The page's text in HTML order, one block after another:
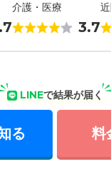
介護・医療
3.7
LINEで結果が届く
る 料